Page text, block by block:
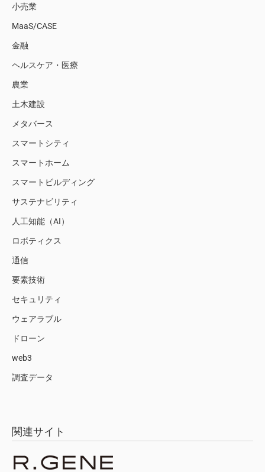
小売業
MaaS/CASE
金融
ヘルスケア・医療
農業
土木建設
メタバース
スマートシティ
スマートホーム
スマートビルディング
サステナビリティ
人工知能（AI）
ロボティクス
通信
要素技術
セキュリティ
ウェアラブル
ドローン
web3
調査データ
関連サイト